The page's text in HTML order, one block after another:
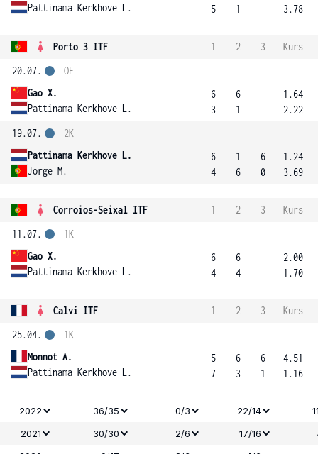
Pattinama Kerkhove L.
5
1
3.78
Porto 3 ITF 1 2 3
Kurs
20.07.
Gao X.
Pattinama Kerkhove L.
OF
6
3
6
1
1.64
2.22
19.07.
Pattinama Kerkhove L.
Jorge M.
2K
6
4
1
6
6
0
1.24
3.69
Corroios-Seixal ITF 1 2 3
Kurs
11.07.
Gao X.
Pattinama Kerkhove L.
1K
6
4
6
4
2.00
1.70
Calvi ITF 1 2 3
Kurs
25.04.
Monnot A.
Pattinama Kerkhove L.
1K
5
7
6
3
6
1
4.51
1.16
2022 36/35 0/3 22/14
2021
30/30 2/6 17/16